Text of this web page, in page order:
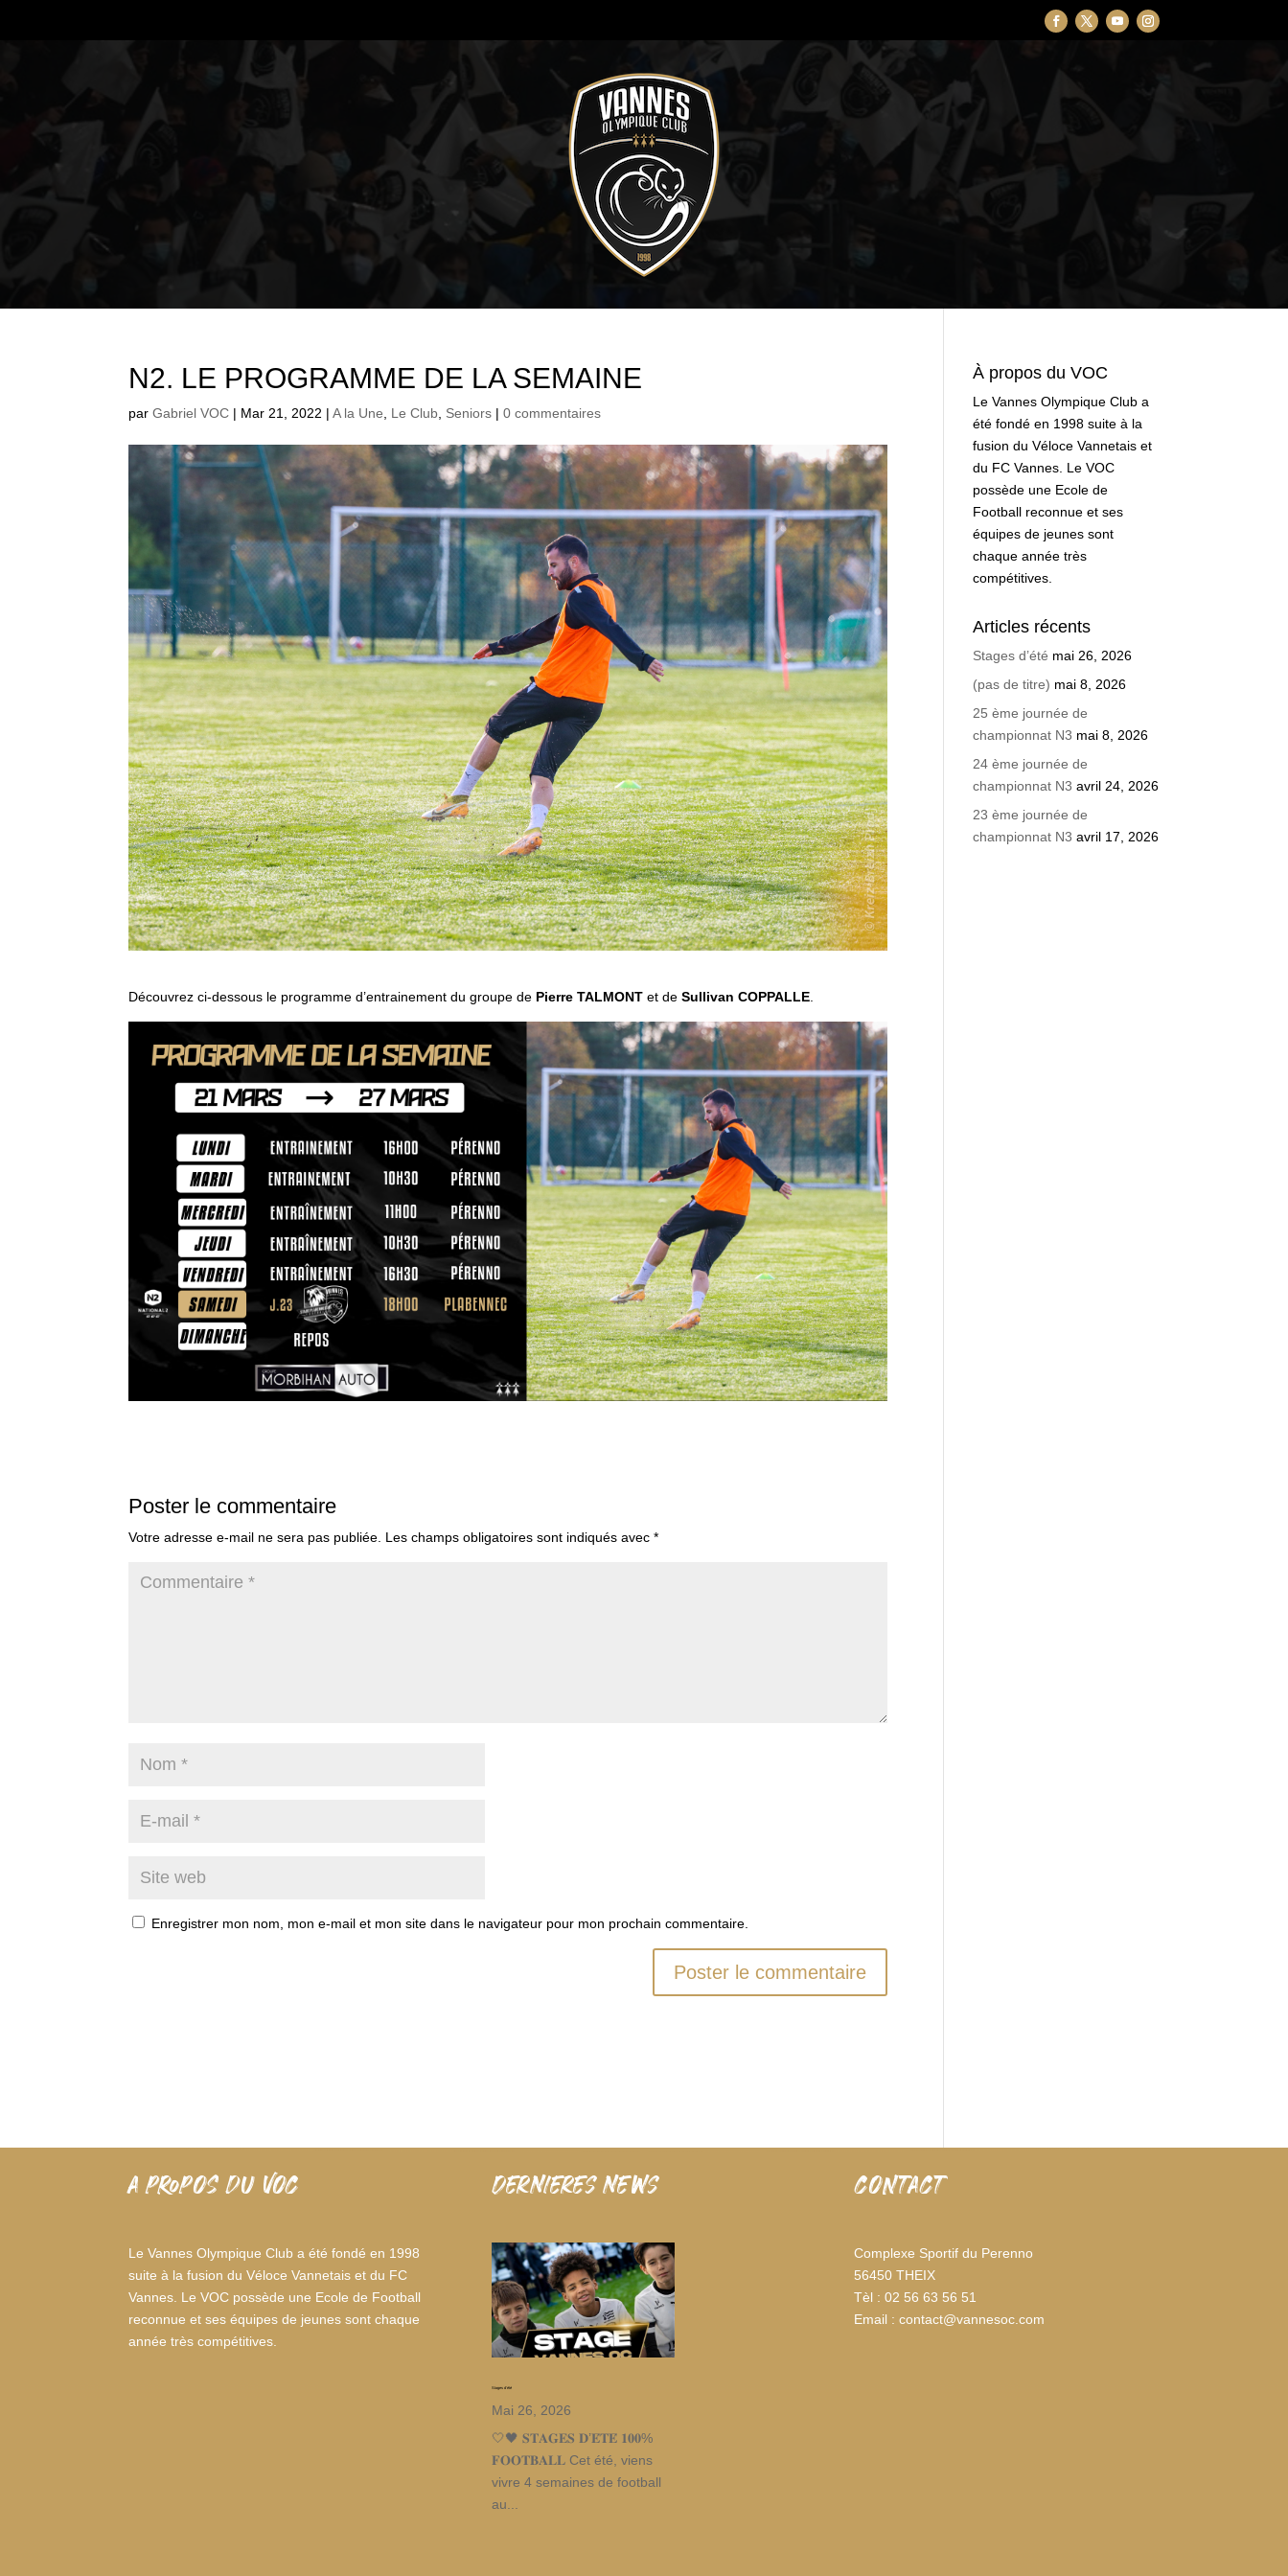
N2. LE PROGRAMME DE LA SEMAINE
parGabriel VOC | Mar 21, 2022 |A la Une, Le Club, Seniors |0 commentaires
Découvrez ci-dessous le programme d’entrainement du groupe de Pierre TALMONT et deSullivan COPPALLE
Poster le commentaire
Votre adresse e-mail ne sera pas publiée. Les champs obligatoires sont indiqués avec*
Enregistrer mon nom, mon e-mail et mon site dans le navigateur pour mon prochain commentaire.
À propos du VOC
Le Vannes Olympique Club a
été fondé en 1998 suite à la
fusion du Véloce Vannetais et
du FC Vannes. Le VOC
possède une Ecole de
Football reconnue et ses
équipes de jeunes sont
chaque année très
compétitives.
Articles récents
Stages d’été mai 26, 2026
(pas de titre) mai 8, 2026
25 ème journée de
championnat N3 mai 8, 2026
24 ème journée de
championnat N3 avril 24, 2026
23 ème journée de
championnat N3 avril 17, 2026
A PROPOS DU VOC
Le Vannes Olympique Club a été fondé en 1998
suite à la fusion du Véloce Vannetais et du FC
Vannes. Le VOC possède une Ecole de Football
reconnue et ses équipes de jeunes sont chaque
année très compétitives.
dernieres news
Stages d’été
Mai 26, 2026
🤍🖤 𝐒𝐓𝐀𝐆𝐄𝐒 𝐃’𝐄́𝐓𝐄́ 𝟏𝟎𝟎%
𝐅𝐎𝐎𝐓𝐁𝐀𝐋𝐋 Cet été, viens
vivre 4 semaines de football
au...
CONTACT
Complexe Sportif du Perenno
56450 THEIX
Tèl : 02 56 63 56 51
Email : contact@vannesoc.com